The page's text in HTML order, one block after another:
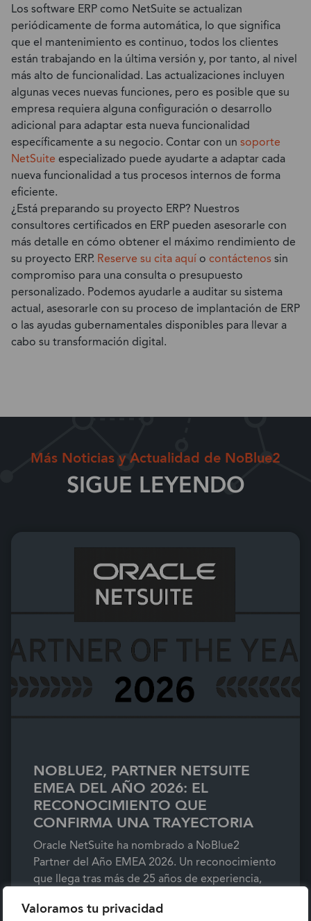
Valoramos tu privacidad
Los software ERP como NetSuite se actualizan
periódicamente de forma automática, lo que significa
que el mantenimiento es continuo, todos los clientes
están trabajando en la última versión y, por tanto, al nivel
más alto de funcionalidad. Las actualizaciones incluyen
algunas veces nuevas funciones, pero es posible que su
empresa requiera alguna configuración o desarrollo
adicional para adaptar esta nueva funcionalidad
específicamente a su negocio. Contar con un soporte
NetSuite especializado puede ayudarte a adaptar cada
nueva funcionalidad a tus procesos internos de forma
eficiente.
¿Está preparando su proyecto ERP? Nuestros
consultores certificados en ERP pueden asesorarle con
más detalle en cómo obtener el máximo rendimiento de
su proyecto ERP. Reserve su cita aquío contáctenossin
compromiso para una consulta o presupuesto
personalizado. Podemos ayudarle a auditar su sistema
actual, asesorarle con su proceso de implantación de ERP
o las ayudas gubernamentales disponibles para llevar a
cabo su transformación digital.
Más Noticias y Actualidad de NoBlue2
SIGUE LEYENDO
NOBLUE2, PARTNER NETSUITE
EMEA DEL AÑO 2026: EL
RECONOCIMIENTO QUE
CONFIRMA UNA TRAYECTORIA
Oracle NetSuite ha nombrado a NoBlue2
Partner del Año EMEA 2026. Un reconocimiento
que llega tras más de 25 años de experiencia,
Descubre qué significa para tu empresa.